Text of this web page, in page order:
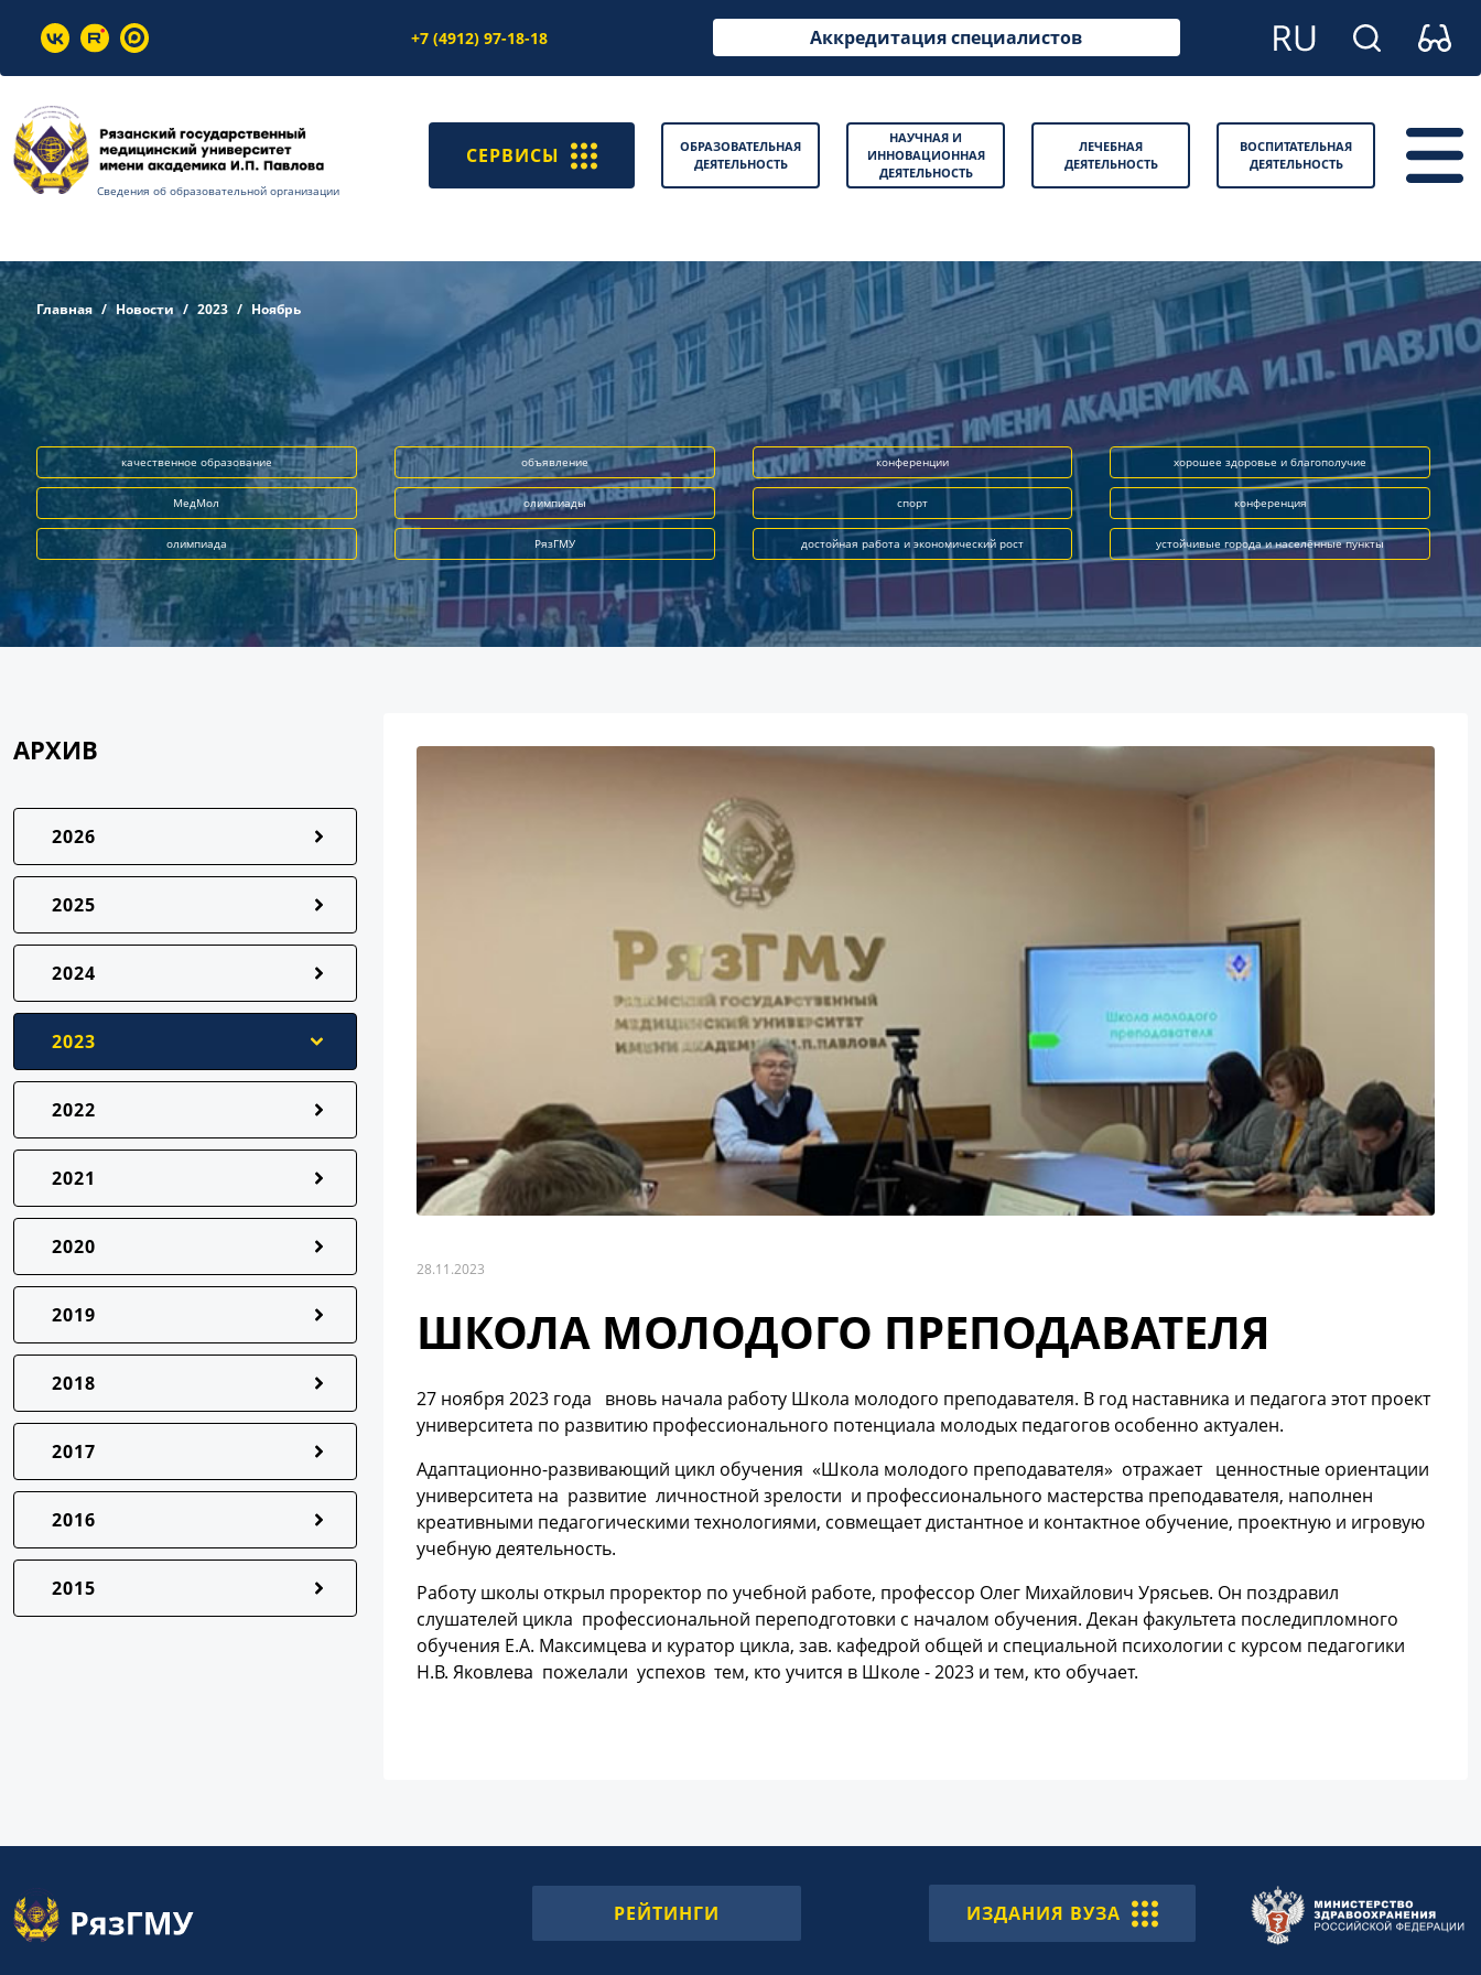
+7 (4912) 97-18-18 Аккредитация специалистов
Сведения об образовательной организации
СЕРВИСЫ
ОБРАЗОВАТЕЛЬНАЯ
ДЕЯТЕЛЬНОСТЬ
НАУЧНАЯ И
ИННОВАЦИОННАЯ
ДЕЯТЕЛЬНОСТЬ
ЛЕЧЕБНАЯ
ДЕЯТЕЛЬНОСТЬ
ВОСПИТАТЕЛЬНАЯ
ДЕЯТЕЛЬНОСТЬ
Главная Новости 2023 Ноябрь
качественное образование объявление конференции хорошее здоровье и благополучие
МедМол олимпиады спорт конференция
олимпиада РязГМУ достойная работа и экономический рост устойчивые города и населённые пункты
АРХИВ
2026
2025
2024
2023
2022
2021
2020
2019
2018
2017
2016
2015
28.11.2023
ШКОЛА МОЛОДОГО ПРЕПОДАВАТЕЛЯ
27 ноября 2023 года вновь начала работу Школа молодого преподавателя. В год наставника и педагога этот проект
университета по развитию профессионального потенциала молодых педагогов особенно актуален.
Адаптационно-развивающий цикл обучения «Школа молодого преподавателя» отражает ценностные ориентации
университета на развитие личностной зрелости и профессионального мастерства преподавателя, наполнен
креативными педагогическими технологиями, совмещает дистантное и контактное обучение, проектную и игровую
учебную деятельность.
Работу школы открыл проректор по учебной работе, профессор Олег Михайлович Урясьев. Он поздравил
слушателей цикла профессиональной переподготовки с началом обучения. Декан факультета последипломного
обучения Е.А. Максимцева и куратор цикла, зав. кафедрой общей и специальной психологии с курсом педагогики
Н.В. Яковлева пожелали успехов тем, кто учится в Школе - 2023 и тем, кто обучает.
РЕЙТИНГИ ИЗДАНИЯ ВУЗА